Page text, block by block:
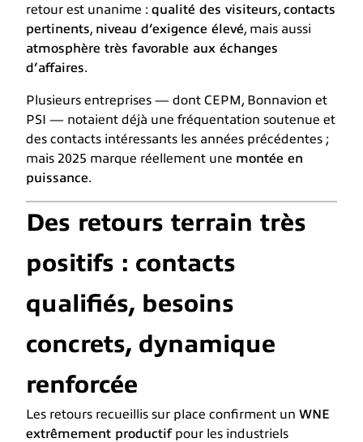
retour est unanime : qualité des visiteurs, contacts
pertinents, niveau d’exigence élevé, mais aussi
atmosphère très favorable aux échanges
d’affaires.
Plusieurs entreprises — dont CEPM, Bonnavion et
PSI — notaient déjà une fréquentation soutenue et
des contacts intéressants les années précédentes ;
mais 2025 marque réellement une montée en
puissance.
Des retours terrain très
positifs : contacts
qualifiés, besoins
concrets, dynamique
renforcée
Les retours recueillis sur place confirment un WNE
extrêmement productifpour les industriels